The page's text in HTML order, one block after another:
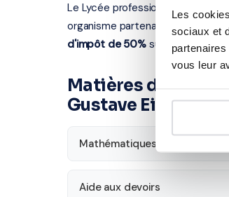
Les
sociaux et
vous leur
Le Lycée professionnel Gustave
organisme partenaire se
d'impôt de 50%sur les cours à
Matières
Gustave Eiffel
Mathématiques
Aide aux devoirs